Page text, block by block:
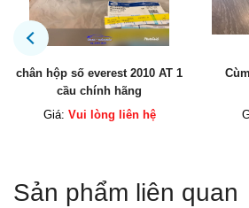
Cùm phanh sau Ford laser
chính hãng
Giá: Vui lòng liên hệ
Hộp
Sản phẩm liên quan